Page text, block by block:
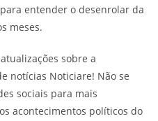
entender o desenrolar da
meses.
sobre a
notícias Noticiare! Não se
sociais para mais
acontecimentos políticos do